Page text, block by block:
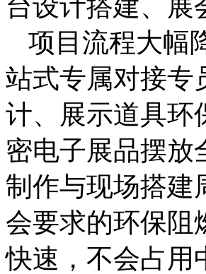
台设计搭建、展
项目流程大幅
站式专属对接专
计、展示道具环
密电子展品摆放
制作与现场搭建
会要求的环保阻
快速，不会占用